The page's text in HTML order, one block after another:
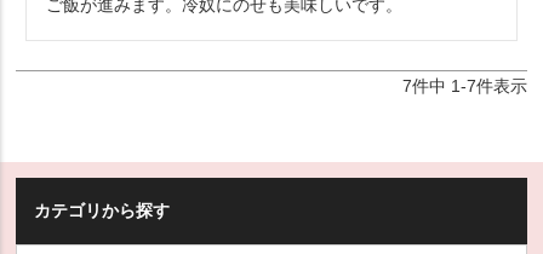
ご飯が進みます。冷奴にのせも美味しいです。
7件中 1-7件表示
カテゴリから探す